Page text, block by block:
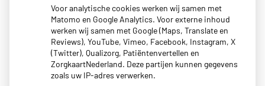
Tips als je kind last heeft van reisziekte
Sterke zon op je huid: let op
Denk je na over een borstvergroting?
Twijfel over gender? Hier vind je hulp
Voor analytische cookies werken wij samen met
Matomo en Google Analytics. Voor externe inhoud
werken wij samen met Google (Maps, Translate en
Reviews), YouTube, Vimeo, Facebook, Instagram, X
(Twitter), Qualizorg, Patiëntenvertellen en
ZorgkaartNederland. Deze partijen kunnen gegevens
zoals uw IP-adres verwerken.